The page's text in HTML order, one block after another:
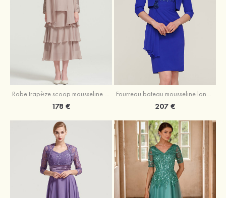
Robe trapèze scoop mousseline longueur mollet robe de mère de la mariée avec appliqué volants veste
178 €
Fourreau bateau mousseline longueur genou robe de mère de la mariée avec appliqué perle plissé veste
207 €